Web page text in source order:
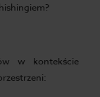
w kontekście